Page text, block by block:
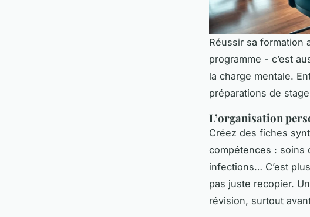
Réussir sa formation
programme - c’est
la charge mentale.
préparations de
L’organisation
Créez des fiches
compétences : soins
infections… C’est
pas juste recopier.
révision, surtout